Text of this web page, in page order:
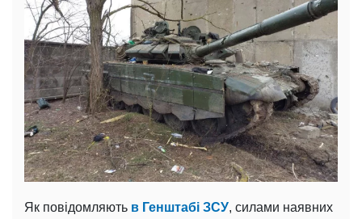
Як повідомляють в Генштабі ЗСУ, силами наявних